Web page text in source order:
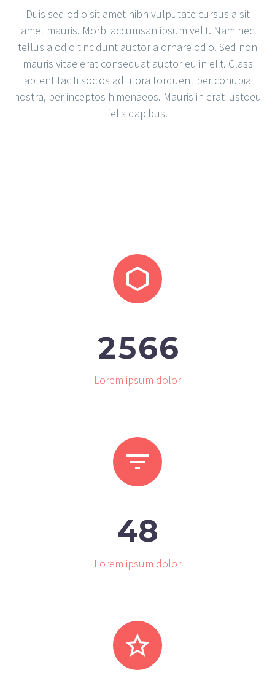
Duis sed odio sit amet nibh vulputate cursus a sit
amet mauris. Morbi accumsan ipsum velit. Nam nec
tellus a odio tincidunt auctor a ornare odio. Sed non
mauris vitae erat consequat auctor eu in elit. Class
aptent taciti socios ad litora torquent per conubia
nostra, per inceptos himenaeos. Mauris in erat justoeu
felis dapibus.


2566
Lorem ipsum dolor


48
Lorem ipsum dolor

